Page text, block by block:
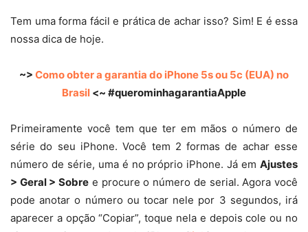
Tem uma forma fácil e prática de achar isso? Sim! E é essa
nossa dica de hoje.
~> Como obter a garantia do iPhone 5s ou 5c (EUA) no
Brasil <~ #querominhagarantiaApple
Primeiramente você tem que ter em mãos o número de
série do seu iPhone. Você tem 2 formas de achar esse
número de série, uma é no próprio iPhone. Já em Ajustes
> Geral > Sobre e procure o número de serial. Agora você
pode anotar o número ou tocar nele por 3 segundos, irá
aparecer a opção “Copiar”, toque nela e depois cole ou no